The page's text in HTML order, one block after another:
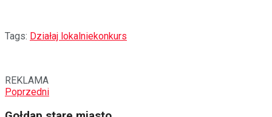
Tags: Działaj lokalniekonkurs
REKLAMA
Poprzedni